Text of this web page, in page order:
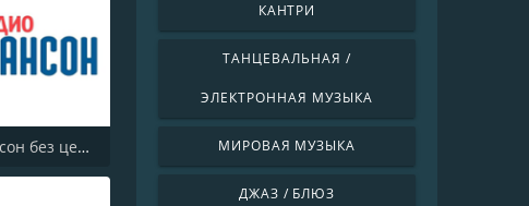
Шансон без цензуры (Shanson bez cenzury)
КАНТРИ
ТАНЦЕВАЛЬНАЯ /
ЭЛЕКТРОННАЯ МУЗЫКА
МИРОВАЯ МУЗЫКА
ДЖАЗ / БЛЮЗ